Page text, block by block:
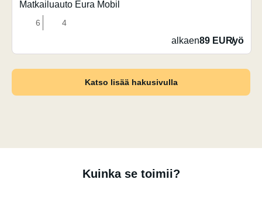
Matkailuauto Eura Mobil
6 4
alkaen89 EUR/yö
Katso lisää hakusivulla
Kuinka se toimii?